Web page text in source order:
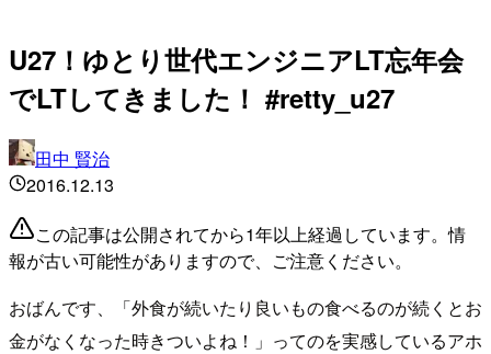
U27！ゆとり世代エンジニアLT忘年会
でLTしてきました！ #retty_u27
田中 賢治
2016.12.13
この記事は公開されてから1年以上経過しています。情
報が古い可能性がありますので、ご注意ください。
おばんです、「外食が続いたり良いもの食べるのが続くとお
金がなくなった時きついよね！」ってのを実感しているアホ